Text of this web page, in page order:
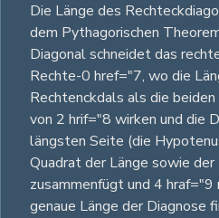
Die Länge des
dem Pythagorischen
Diagonal schneidet das
Rechte-0 href="7, wo die
Rechtenckdals als die
von 2 hrif="8 wirken und die
längsten Seite (die
Quadrat der Länge sowie
zusammenfügt und 4 hraf="9
genaue Länge der Diagnose